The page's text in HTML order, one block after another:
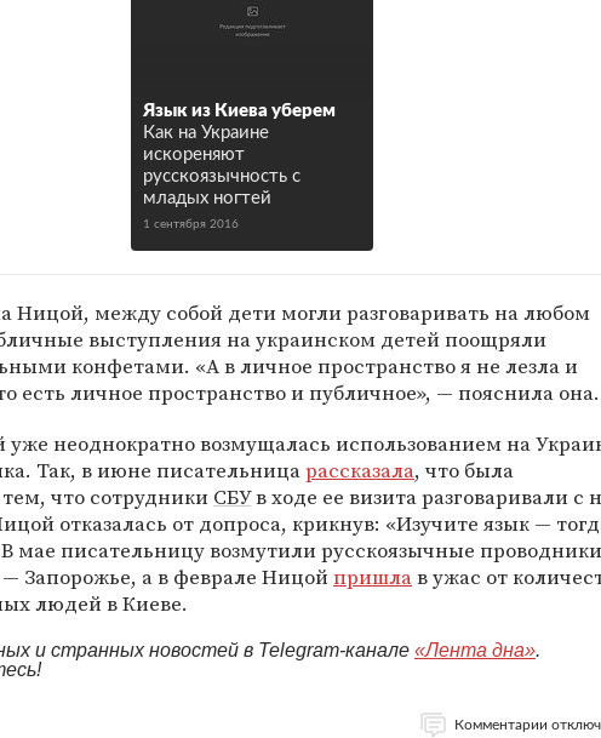
Язык из Киева уберем
Как на Украине
искореняют
русскоязычность с
младых ногтей
1 сентября 2016
Ницой, между собой дети могли разговаривать на любом
выступления на украинском детей поощряли
конфетами. «А в личное пространство я не лезла и
есть личное пространство и публичное», — пояснила она.
неоднократно возмущалась использованием на
Так, в июне писательницарассказала, что была
что сотрудники СБУв ходе ее визита разговаривали с
отказалась от допроса, крикнув: «Изучите язык —
В мае писательницу возмутили русскоязычные проводники
Запорожье, а в феврале Ницойпришлав ужас от
людей в Киеве.
и странных новостей в Telegram-канале «Лента дна».
Комментарии